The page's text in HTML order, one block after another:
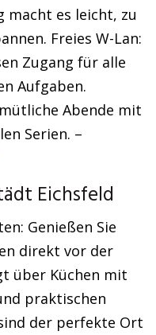
macht es leicht, zu
Freies W-Lan:
Zugang für alle
Aufgaben.
Abende mit
Serien. –
Eichsfeld
Genießen Sie
direkt vor der
über Küchen mit
praktischen
der perfekte Ort